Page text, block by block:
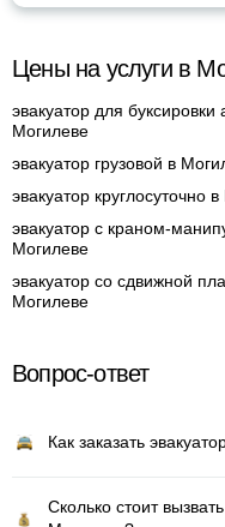
Цены на услуги в
эвакуатор для буксировки
Могилеве
эвакуатор грузовой в
эвакуатор круглосуточно
эвакуатор с краном-
Могилеве
эвакуатор со сдвижной
Могилеве
Вопрос-ответ
Как заказать
Сколько стоит